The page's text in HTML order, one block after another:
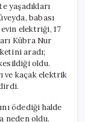
yaşadıkları
babası
elektriği, 17
Kübra Nur
aradı;
oldu.
ve kaçak elektrik
ödediği halde
neden oldu.